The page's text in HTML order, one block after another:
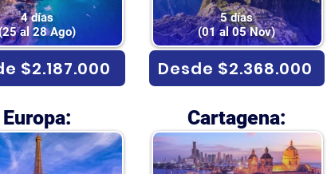
4 días
al 28 Ago)
$2.187.000
Europa:
5 días
(01 al 05 Nov)
Desde $2.368.000
Cartagena: